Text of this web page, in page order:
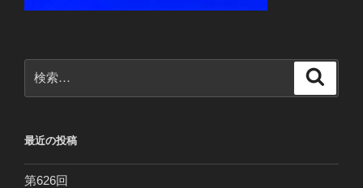
索:
最近の投稿
第626回